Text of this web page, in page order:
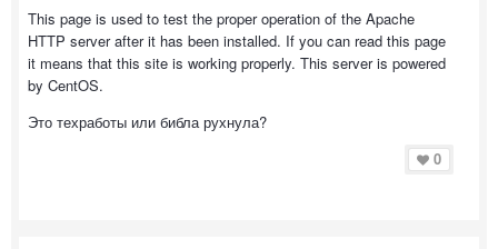
This page is used to test the proper operation of the Apache
HTTP server after it has been installed. If you can read this page
it means that this site is working properly. This server is powered
by CentOS.
Это техработы или библа рухнула?
0